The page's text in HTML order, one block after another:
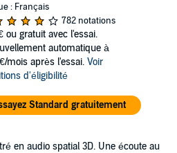
: Français
782 notations
ou gratuit avec l'essai.
automatique à
mois après l'essai. Voir
d'éligibilité
Standard gratuitement
en audio spatial 3D. Une écoute au